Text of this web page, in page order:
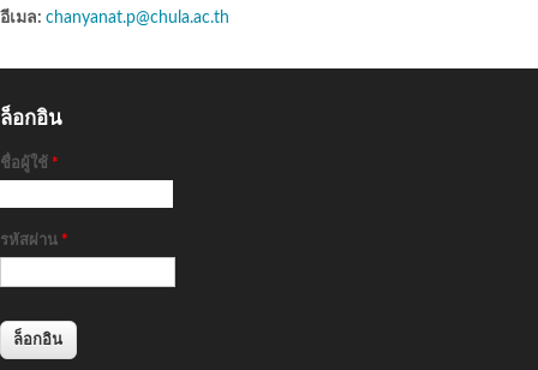
อีเมล: chanyanat.p@chula.ac.th
ล็อกอิน
ชื่อผู้ใช้ *
รหัสผ่าน *